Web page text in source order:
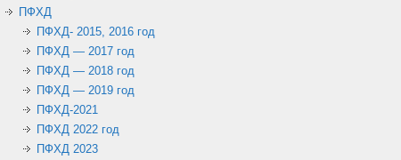
ПФХД
ПФХД- 2015, 2016 год
ПФХД — 2017 год
ПФХД — 2018 год
ПФХД — 2019 год
ПФХД-2021
ПФХД 2022 год
ПФХД 2023